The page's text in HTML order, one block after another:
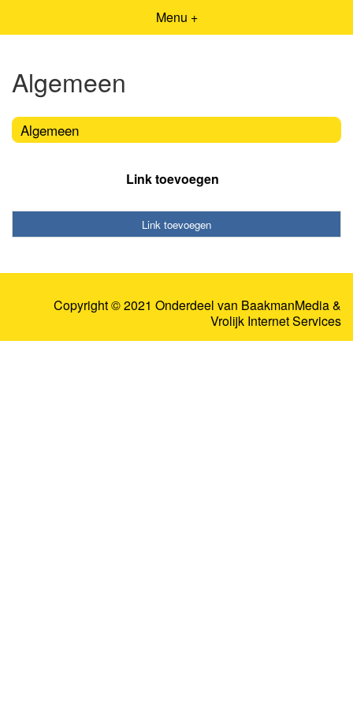
Menu +
Algemeen
Algemeen
Link toevoegen
Link toevoegen
Copyright © 2021 Onderdeel van BaakmanMedia&
Vrolijk Internet Services